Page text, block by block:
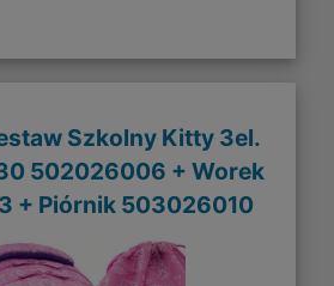
Szkolny Kitty 3el.
502026006 + Worek
+ Piórnik 503026010